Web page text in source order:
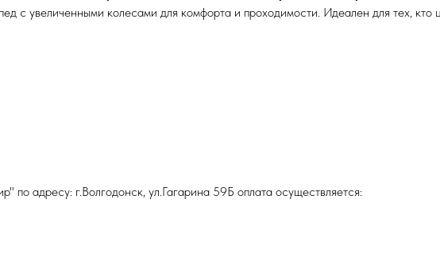
с увеличенными колесами для комфорта и проходимости. Идеален для тех, кто
по адресу: г.Волгодонск, ул.Гагарина 59Б оплата осуществляется: